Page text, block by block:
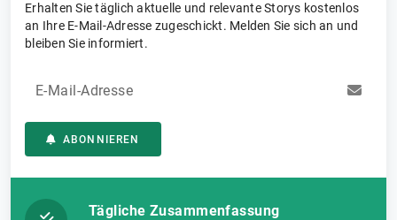
Erhalten Sie täglich aktuelle und relevante Storys kostenlos
an Ihre E-Mail-Adresse zugeschickt. Melden Sie sich an und
bleiben Sie informiert.
E-Mail-Adresse
ABONNIEREN
Tägliche Zusammenfassung